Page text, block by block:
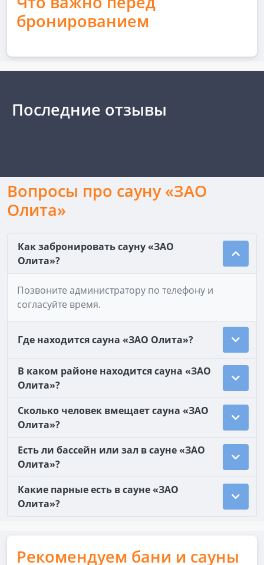
бронированием
Последние отзывы
Вопросы про сауну «ЗАО
Олита»
Как забронировать сауну «ЗАО
Олита»?
Позвоните администратору по телефону и
согласуйте время.
Где находится сауна «ЗАО Олита»?
В каком районе находится сауна «ЗАО
Олита»?
Сколько человек вмещает сауна «ЗАО
Олита»?
Есть ли бассейн или зал в сауне «ЗАО
Олита»?
Какие парные есть в сауне «ЗАО
Олита»?
Рекомендуем бани и сауны